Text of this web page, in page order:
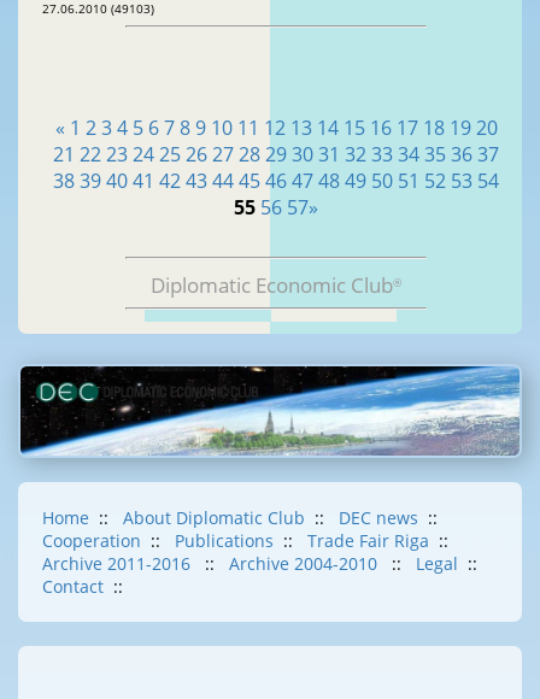
27.06.2010 (49103)
« 1 2 3 4 5 6 7 8 9 10 11 12 13 14 15 16 17 18 19 20
21 22232425262728293031 323334353637
38394041 4243444546474849 50 51 52 53 54
55 56 57»
Diplomatic Economic Club®
Home :: About Diplomatic Club :: DEC news ::
Cooperation :: Publications :: Trade Fair Riga ::
Archive 2011-2016
:: Archive 2004-2010 :: Legal ::
Contact ::